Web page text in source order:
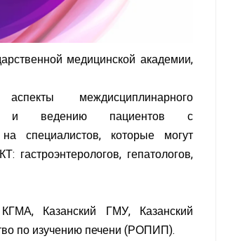
медицинской академии,
междисциплинарного
и ведению пациентов с
специалистов, которые могут
гастроэнтерологов, гепатологов,
Казанский ГМУ, Казанский
по изучению печени (РОПИП).